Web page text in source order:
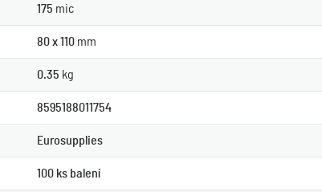
175 mic
80 x 110 mm
0.35 kg
8595188011754
Eurosupplies
100 ks balení